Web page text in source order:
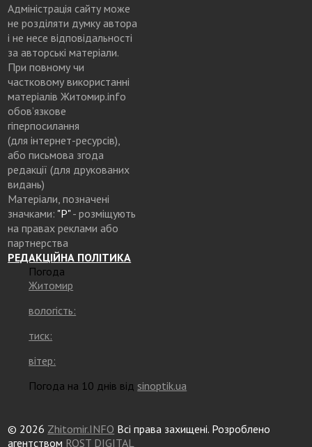
Адміністрація сайту може
не розділяти думку автора
і не несе відповідальності
за авторські матеріали.
При повному чи
частковому використанні
матеріалів Житомир.info
обов’язкове
гіперпосилання
(для інтернет-ресурсів),
або письмова згода
редакції (для друкованих
видань)
Матеріали, позначені
значками: "Р"- розміщують
на правах реклами або
партнерства
РЕДАКЦІЙНА ПОЛІТИКА
Погода
Житомир
вологість:
тиск:
вітер:
Погода на 10 днів від sinoptik.ua
© 2026 Zhitomir.INFO Всі права захищені. Розроблено
агентством ROST DIGITAL